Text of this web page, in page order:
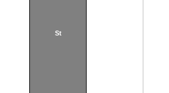
St